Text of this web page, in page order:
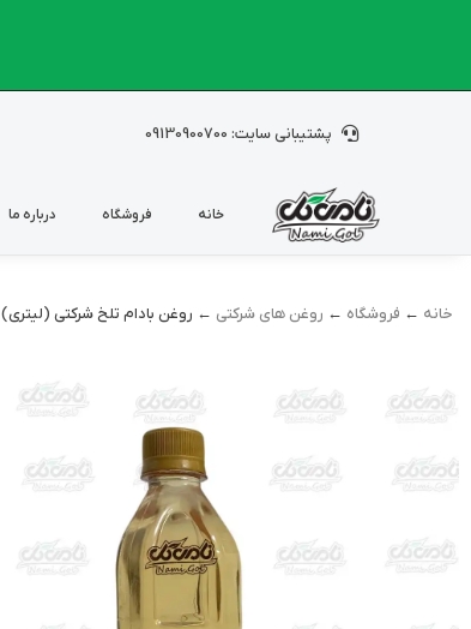
پشتیبانی سایت: 09130900700
خانه فروشگاه درباره ما
خانه ← فروشگاه ← روغن های شرکتی ← روغن بادام تلخ شرکتی (لیتری)